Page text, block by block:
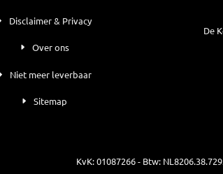
Disclaimer & Privacy
Over ons
Niet meer leverbaar
Sitemap
De
KvK: 01087266 - Btw: